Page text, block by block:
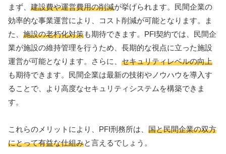
まず、 建設費や運営費用の削減が挙げられます。民間企業の
効率的な事業運営により、コスト削減が可能となります。ま
た、 施設の老朽化対策も期待できます。PFI契約では、民間企
業が施設の維持管理を行うため、長期的な視点に立った施設
運営が可能となります。さらに、 セキュリティレベルの向上
も期待できます。民間企業は最新の技術やノウハウを導入す
ることで、より高度なセキュリティシステムを構築できま
す。
これらのメリットにより、PFI刑務所は、 国と民間企業の双方
にとって有益な仕組みと言えるでしょう。